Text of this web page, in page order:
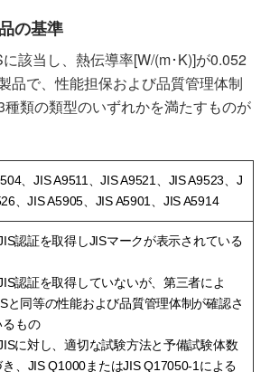
の基準
該当し、熱伝導率[W/(m･K)]が0.052
品で、性能担保および品質管理体制
類の類型のいずれかを満たすものが
、JIS A9511、JIS A9521、JIS A9523、J
、JIS A5905、JIS A5901、JIS A5914
JIS認証を取得しJISマークが表示されている
JIS認証を取得していないが、第三者によ
と同等の性能および品質管理体制が確認さ
もの
JISに対し、適切な試験方法と予備試験体数
き、JIS Q1000またはJIS Q17050-1による